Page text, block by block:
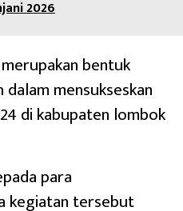
2026
bentuk
mensukseskan
di kabupaten lombok
para
kegiatan tersebut